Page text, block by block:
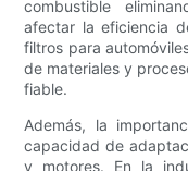
combustible
afectar la eficiencia
filtros para
de materiales y
fiable.
Además, la
capacidad de
y motores. En la